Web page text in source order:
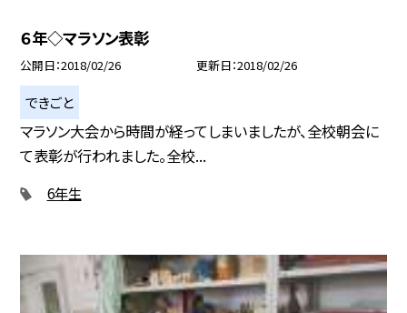
６年◇マラソン表彰
公開日 2018/02/26 更新日 2018/02/26
できごと
マラソン大会から時間が経ってしまいましたが、全校朝会に
て表彰が行われました。全校...
6年生